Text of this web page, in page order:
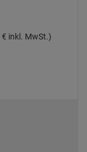
€ inkl. MwSt.)